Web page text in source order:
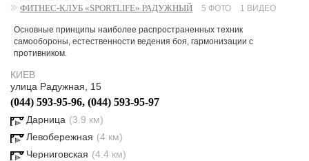
ФИТНЕС-КЛУБ «SPORTLIFE» РАДУЖНЫЙ 5 ФОТО 1 ВИДЕО
Основные принципы наиболее распространенных техник
самообороны, естественности ведения боя, гармонизации с
противником.
КИЕВ
улица Радужная, 15
(044) 593-95-96, (044) 593-95-97
Дарница (3.9 км)
Левобережная (4 км)
Черниговская (4.4 км)